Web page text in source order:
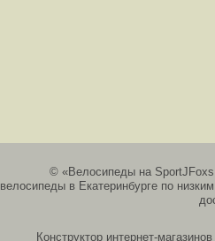
© «Велосипеды на SportJFoxs
велосипеды в Екатеринбурге по
Конструктор интернет-магазинов